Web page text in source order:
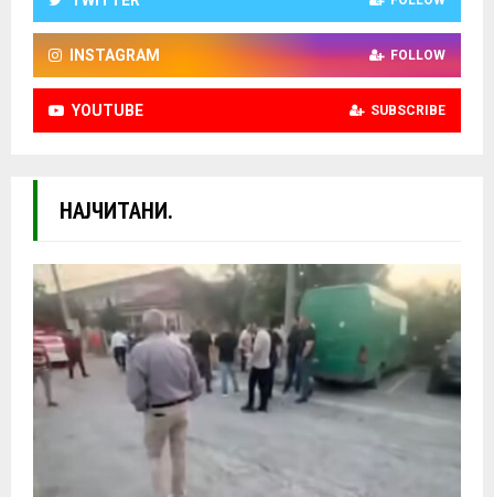
INSTAGRAM FOLLOW
YOUTUBE SUBSCRIBE
НАЈЧИТАНИ.